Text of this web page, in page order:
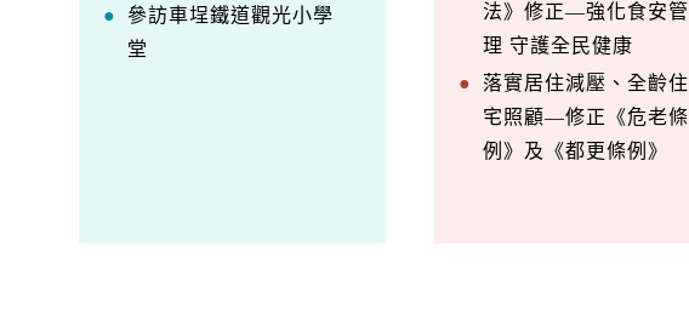
參訪車埕鐵道觀光小學
堂
法》修正—強化食安管
理 守護全民健康
落實居住減壓、全齡住
宅照顧—修正《危老條
例》及《都更條例》